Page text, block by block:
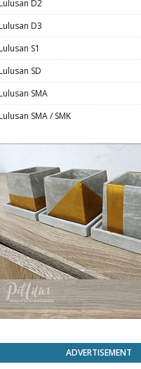
Lulusan D2
Lulusan D3
Lulusan S1
Lulusan SD
Lulusan SMA
Lulusan SMA / SMK
ADVERTISEMENT